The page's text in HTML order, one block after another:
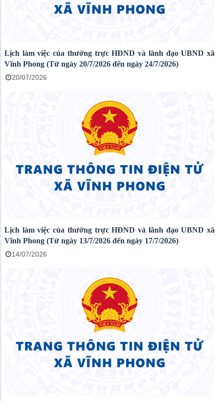
Lịch làm việc của thường trực HĐND và lãnh đạo UBND xã
Vĩnh Phong (Từ ngày 20/7/2026 đến ngày 24/7/2026)
20/07/2026
Lịch làm việc của thường trực HĐND và lãnh đạo UBND xã
Vĩnh Phong (Từ ngày 13/7/2026 đến ngày 17/7/2026)
14/07/2026